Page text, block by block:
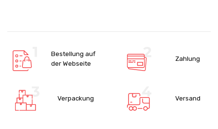
Bestellung auf
der Webseite
Zahlung
Verpackung Versand